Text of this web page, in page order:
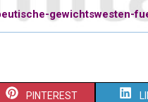
gewichtswesten-
PINTEREST